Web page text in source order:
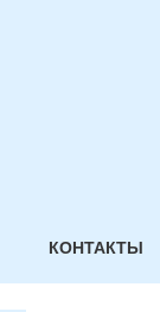
КОНТАКТЫ